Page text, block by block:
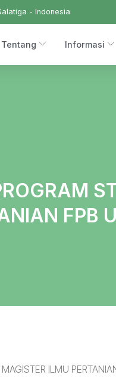
- Indonesia
Tentang Informasi
FPB
ILMU